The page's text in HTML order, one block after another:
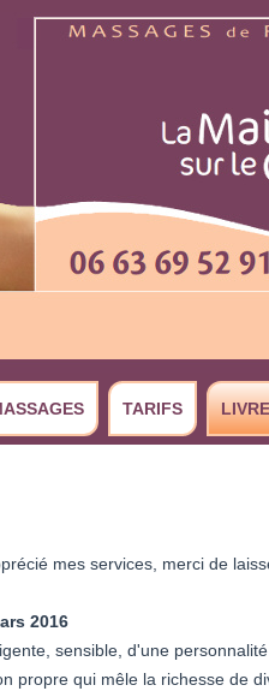
TARIFS
mes services, merci de
2016
sensible, d'une
propre qui mêle la richesse de